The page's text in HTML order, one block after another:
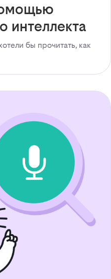
интеллекта
бы прочитать, как